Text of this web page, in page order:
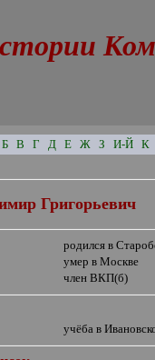
Б В Г Д Е Ж З И-Й К
Григорьевич
родился в
умер в Москве
член ВКП(б)
учёба в